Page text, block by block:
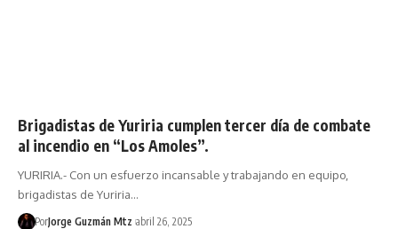
Brigadistas de Yuriria cumplen tercer día de combate
al incendio en “Los Amoles”.
YURIRIA.- Con un esfuerzo incansable y trabajando en equipo,
brigadistas de Yuriria…
PorJorge Guzmán Mtz abril 26, 2025